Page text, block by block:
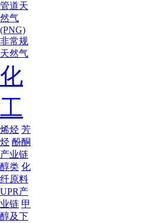
管道天
然气
(PNG)
非常规
天然气
化
工
烯烃 芳
烃 酚酮
产业链
醇类 化
纤原料
UPR产
业链 甲
醇及下